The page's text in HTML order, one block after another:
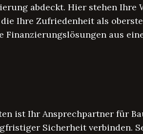
abdeckt. Hier stehen Ihre
Ihre Zufriedenheit als
aus
ist Ihr Ansprechpartner für
Sicherheit verbinden.